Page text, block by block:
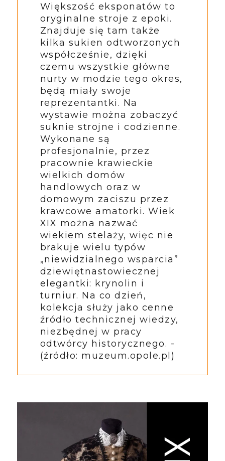
Większość eksponatów to
oryginalne stroje z epoki.
Znajduje się tam także
kilka sukien odtworzonych
współcześnie, dzięki
czemu wszystkie główne
nurty w modzie tego okres,
będą miały swoje
reprezentantki. Na
wystawie można zobaczyć
suknie strojne i codzienne.
Wykonane są
profesjonalnie, przez
pracownie krawieckie
wielkich domów
handlowych oraz w
domowym zaciszu przez
krawcowe amatorki. Wiek
XIX można nazwać
wiekiem stelaży, więc nie
brakuje wielu typów
„niewidzialnego wsparcia”
dziewiętnastowiecznej
elegantki: krynolin i
turniur. Na co dzień,
kolekcja służy jako cenne
źródło technicznej wiedzy,
niezbędnej w pracy
odtwórcy historycznego. -
(źródło: muzeum.opole.pl)